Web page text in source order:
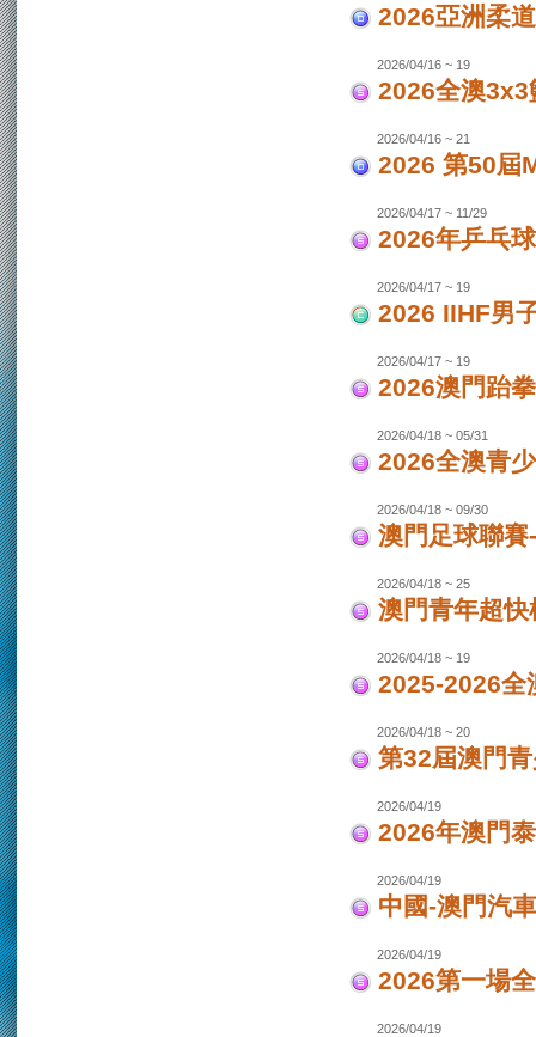
2026亞洲柔
2026/04/16 ~ 19
2026全澳3x3
2026/04/16 ~ 21
2026 第50屆
2026/04/17 ~ 11/29
2026年乒乓
2026/04/17 ~ 19
2026 IIHF男
2026/04/17 ~ 19
2026澳門跆
2026/04/18 ~ 05/31
2026全澳青
2026/04/18 ~ 09/30
澳門足球聯
2026/04/18 ~ 25
澳門青年超快
2026/04/18 ~ 19
2025-2026全
2026/04/18 ~ 20
第32屆澳門
2026/04/19
2026年澳門
2026/04/19
中國-澳門汽
2026/04/19
2026第一場
2026/04/19